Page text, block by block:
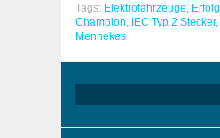
Tags: Elektrofahrzeuge, Erfolg,
Champion, IEC Typ 2 Stecker,
Mennekes
nach: